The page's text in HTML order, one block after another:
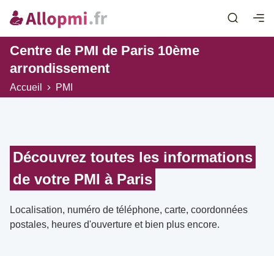
Centre de PMI de Paris 10ème
arrondissement
Accueil PMI
Découvrez toutes les informations
de votre PMI à Paris
Localisation, numéro de téléphone, carte, coordonnées
postales, heures d'ouverture et bien plus encore.